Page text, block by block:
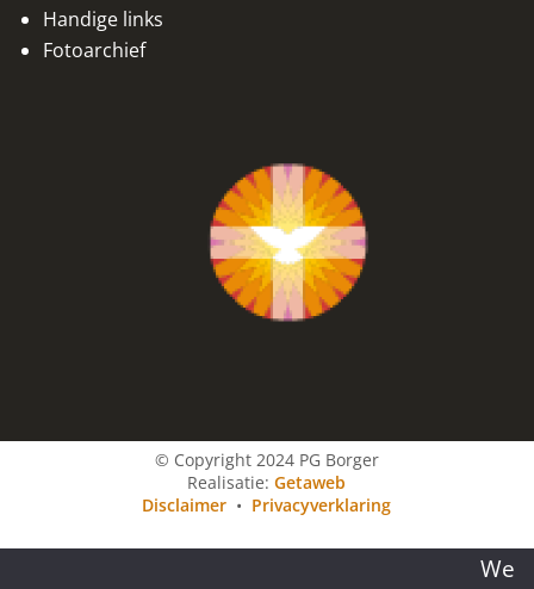
Handige links
Fotoarchief
© Copyright 2024 PG Borger
Realisatie:Getaweb
Disclaimer • Privacyverklaring
We